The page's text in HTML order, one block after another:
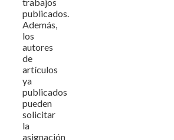
publicados.
Además,
los
autores
de
artículos
ya
publicados
pueden
solicitar
la
asignación